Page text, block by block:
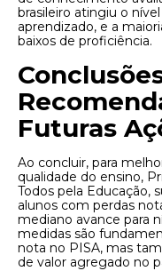
brasileiro atingiu o
aprendizado, e a
baixos de proficiência.
Futuras
Ao concluir, para
qualidade do ensino,
Todos pela Educação,
alunos com perdas
mediano avance para
medidas são
nota no PISA, mas
de valor agregado no